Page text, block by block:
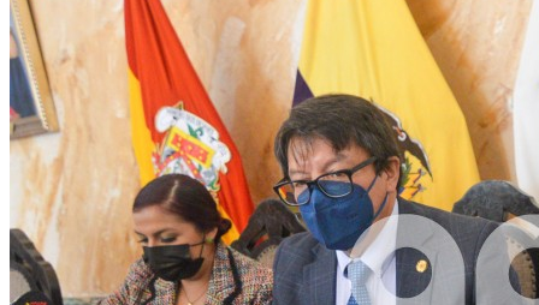
Facebook